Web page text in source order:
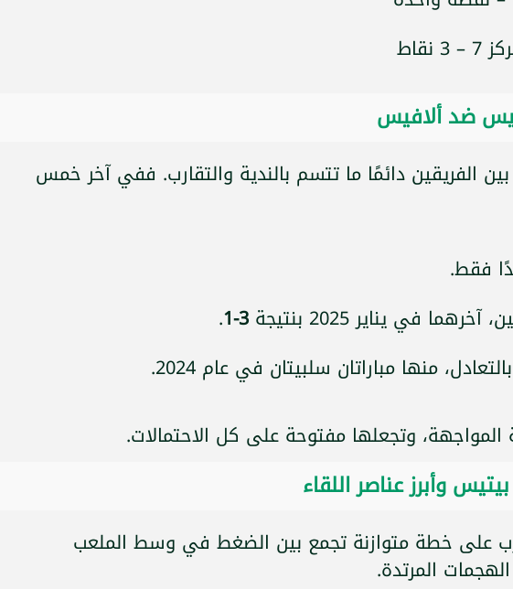
ضد ألافيس
بين الفريقين دائمًا ما تتسم بالندية والتقارب. ففي آخر خمس
فقط.
في يناير 2025 بنتيجة 3-1
.
منها مباراتان سلبيتان في عام 2024.
وتجعلها مفتوحة على كل الاحتمالات.
وأبرز عناصر اللقاء
على خطة متوازنة تجمع بين الضغط في وسط الملعب
المرتدة.